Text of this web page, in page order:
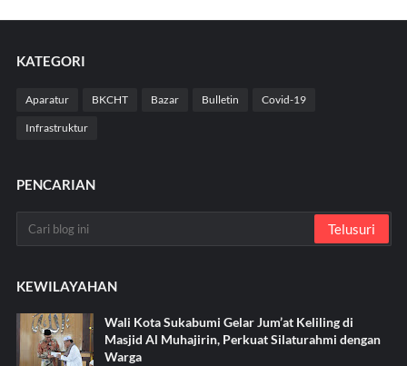
KATEGORI
Aparatur BKCHT Bazar Bulletin Covid-19
Infrastruktur
PENCARIAN
KEWILAYAHAN
Wali Kota Sukabumi Gelar Jum’at Keliling di
Masjid Al Muhajirin, Perkuat Silaturahmi dengan
Warga